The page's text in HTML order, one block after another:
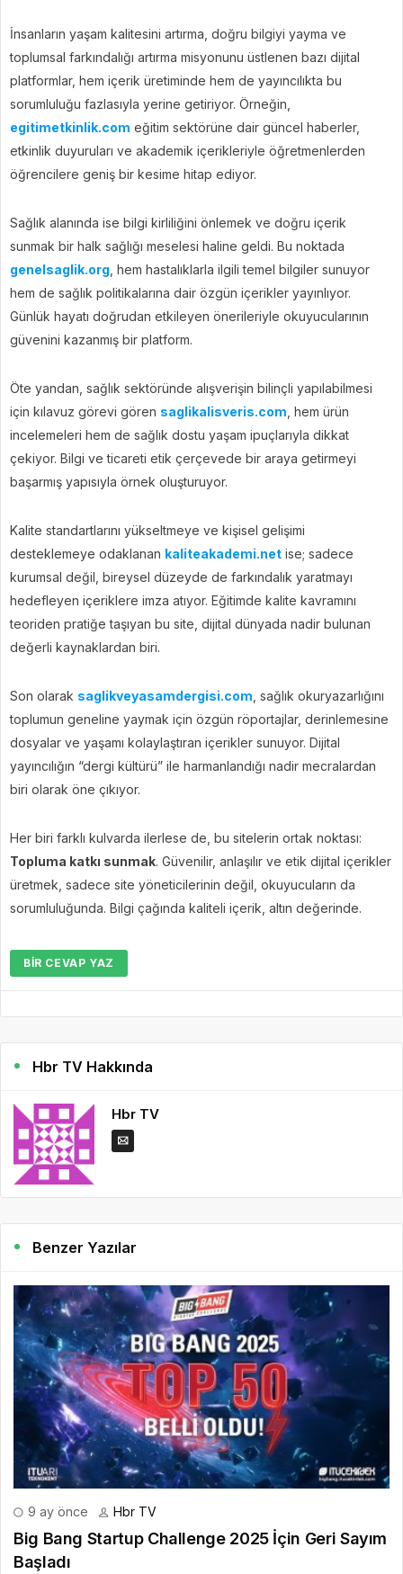
İnsanların yaşam kalitesini artırma, doğru bilgiyi yayma ve
toplumsal farkındalığı artırma misyonunu üstlenen bazı dijital
platformlar, hem içerik üretiminde hem de yayıncılıkta bu
sorumluluğu fazlasıyla yerine getiriyor. Örneğin,
egitimetkinlik.com eğitim sektörüne dair güncel haberler,
etkinlik duyuruları ve akademik içerikleriyle öğretmenlerden
öğrencilere geniş bir kesime hitap ediyor.
Sağlık alanında ise bilgi kirliliğini önlemek ve doğru içerik
sunmak bir halk sağlığı meselesi haline geldi. Bu noktada
genelsaglik.org , hem hastalıklarla ilgili temel bilgiler sunuyor
hem de sağlık politikalarına dair özgün içerikler yayınlıyor.
Günlük hayatı doğrudan etkileyen önerileriyle okuyucularının
güvenini kazanmış bir platform.
Öte yandan, sağlık sektöründe alışverişin bilinçli yapılabilmesi
için kılavuz görevi gören saglikalisveris.com , hem ürün
incelemeleri hem de sağlık dostu yaşam ipuçlarıyla dikkat
çekiyor. Bilgi ve ticareti etik çerçevede bir araya getirmeyi
başarmış yapısıyla örnek oluşturuyor.
Kalite standartlarını yükseltmeye ve kişisel gelişimi
desteklemeye odaklanan kaliteakademi.net ise; sadece
kurumsal değil, bireysel düzeyde de farkındalık yaratmayı
hedefleyen içeriklere imza atıyor. Eğitimde kalite kavramını
teoriden pratiğe taşıyan bu site, dijital dünyada nadir bulunan
değerli kaynaklardan biri.
Son olarak saglikveyasamdergisi.com , sağlık okuryazarlığını
toplumun geneline yaymak için özgün röportajlar, derinlemesine
dosyalar ve yaşamı kolaylaştıran içerikler sunuyor. Dijital
yayıncılığın “dergi kültürü” ile harmanlandığı nadir mecralardan
biri olarak öne çıkıyor.
Her biri farklı kulvarda ilerlese de, bu sitelerin ortak noktası:
Topluma katkı sunmak. Güvenilir, anlaşılır ve etik dijital içerikler
üretmek, sadece site yöneticilerinin değil, okuyucuların da
sorumluluğunda. Bilgi çağında kaliteli içerik, altın değerinde.
BIR CEVAP YAZ
Hbr TV Hakkında
Hbr TV
Benzer Yazılar
9 ay önce Hbr TV
Big Bang Startup Challenge 2025 İçin Geri Sayım
Başladı